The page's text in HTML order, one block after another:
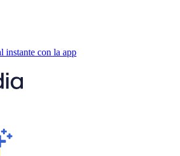
instante con la app